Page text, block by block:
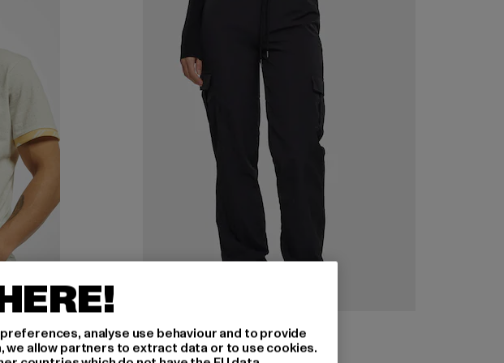
URBAN CLASSICS
Ladies Nylon Cargo Pants
analyse use behaviour and to provide
allow partners to extract data or to use cookies.